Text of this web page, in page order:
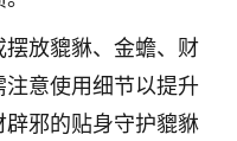
放貔貅、金蟾、财
意使用细节以提升
邪的贴身守护貔貅
，主要是底薪加了
感恩感谢！🙏🏻
，请客吗？�